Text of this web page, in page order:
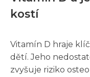
kostí
Vitamín D hraje
dětí. Jeho
zvyšuje riziko